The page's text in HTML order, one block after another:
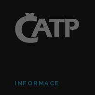
INFORMACE